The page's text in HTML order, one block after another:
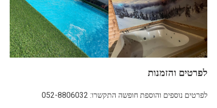
לפרטים והזמנות
לפרטים נוספים והוספת חופשה התקשרו: 052-8806032‬